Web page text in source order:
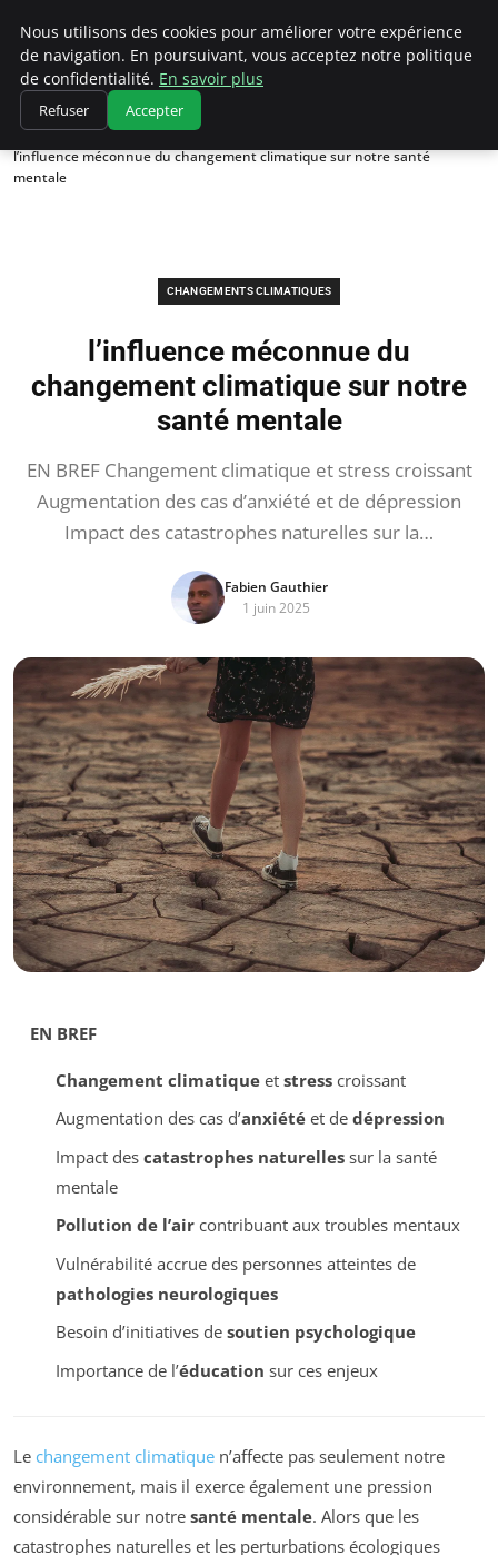
Climatedebtagents
Accueil
Changements climatiques
l’influence méconnue du changement climatique sur notre santé
mentale
CHANGEMENTS CLIMATIQUES
l’influence méconnue du
changement climatique sur notre
santé mentale
EN BREF Changement climatique et stress croissant
Augmentation des cas d’anxiété et de dépression
Impact des catastrophes naturelles sur la…
Fabien Gauthier
1 juin 2025
EN BREF
Changement climatiqueet stresscroissant
Augmentation des cas d’anxiétéet de dépression
Impact des catastrophes naturellessur la santé
mentale
Pollution de l’aircontribuant aux troubles mentaux
Vulnérabilité accrue des personnes atteintes de
pathologies neurologiques
Besoin d’initiatives de soutien psychologique
Importance de l’éducation sur ces enjeux
Le changement climatique n’affecte pas seulement notre
environnement, mais il exerce également une pression
considérable sur notre santé mentale. Alors que les
catastrophes naturelles et les perturbations écologiques
Nous utilisons des cookies pour améliorer votre expérience
de navigation. En poursuivant, vous acceptez notre politique
de confidentialité. En savoir plus
Refuser Accepter